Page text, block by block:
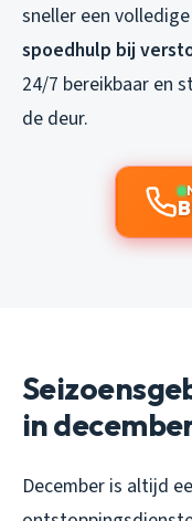
sneller een
spoedhulp bij
24/7 bereikbaar en
de deur.
in
December is altijd